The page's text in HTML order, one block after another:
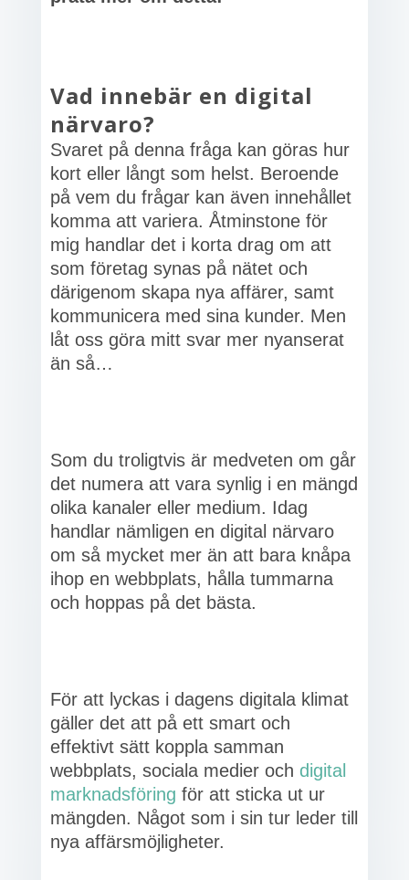
Vad innebär en digital
närvaro?
Svaret på denna fråga kan göras hur
kort eller långt som helst. Beroende
på vem du frågar kan även innehållet
komma att variera. Åtminstone för
mig handlar det i korta drag om att
som företag synas på nätet och
därigenom skapa nya affärer, samt
kommunicera med sina kunder. Men
låt oss göra mitt svar mer nyanserat
än så…
Som du troligtvis är medveten om går
det numera att vara synlig i en mängd
olika kanaler eller medium. Idag
handlar nämligen en digital närvaro
om så mycket mer än att bara knåpa
ihop en webbplats, hålla tummarna
och hoppas på det bästa.
För att lyckas i dagens digitala klimat
gäller det att på ett smart och
effektivt sätt koppla samman
webbplats, sociala medier och digital
marknadsföring för att sticka ut ur
mängden. Något som i sin tur leder till
nya affärsmöjligheter.